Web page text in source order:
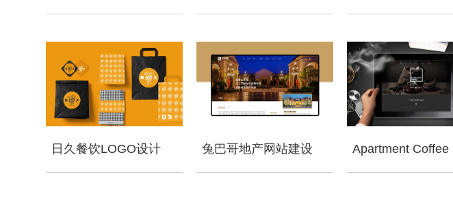
日久餐饮LOGO设计 兔巴哥地产网站建设 Apartment Coffee